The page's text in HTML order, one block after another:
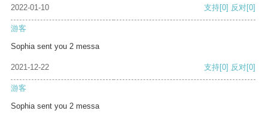
2022-01-10 支持[0] 反对[0]
游客
Sophia sent you 2 messa
2021-12-22 支持[0] 反对[0]
游客
Sophia sent you 2 messa